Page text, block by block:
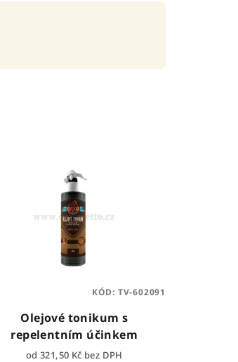
Olejové tonikum s
repelentním účinkem
od 321,50 Kč bez DPH
KÓD: TV-602091